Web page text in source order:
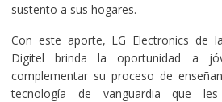
sustento a sus hogares.
Con este aporte, LG Electronics de
Digitel brinda la oportunidad a
complementar su proceso de
tecnología de vanguardia que les